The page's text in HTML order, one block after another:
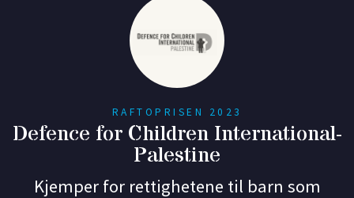
RAFTOPRISEN 2023
Defence for Children International-
Palestine
Kjemper for rettighetene til barn som